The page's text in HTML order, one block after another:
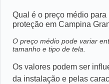
Qual é o preço médio
proteção em Campina
O preço médio pode variar
tamanho e tipo de tela.
Os valores podem ser
da instalação e pelas